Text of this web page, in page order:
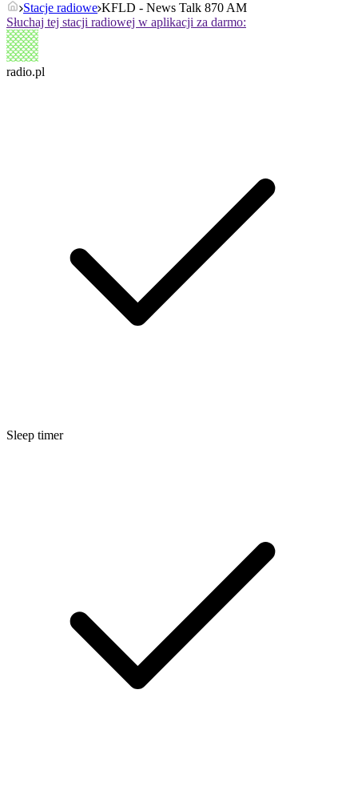
Stacje radiowe KFLD - News Talk 870 AM
Słuchaj tej stacji radiowej w aplikacji za darmo:
radio.pl
Sleep timer